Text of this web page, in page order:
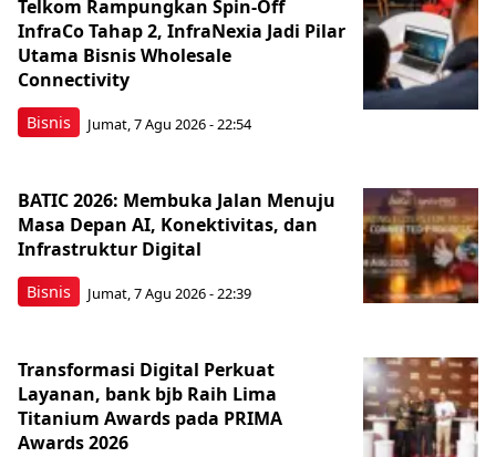
Bisnis
Telkom Rampungkan Spin-Off
InfraCo Tahap 2, InfraNexia Jadi Pilar
Utama Bisnis Wholesale
Connectivity
Jumat, 7 Agu 2026 - 22:54
Bisnis
BATIC 2026: Membuka Jalan Menuju
Masa Depan AI, Konektivitas, dan
Infrastruktur Digital
Jumat, 7 Agu 2026 - 22:39
Transformasi Digital Perkuat
Layanan, bank bjb Raih Lima
Titanium Awards pada PRIMA
Awards 2026